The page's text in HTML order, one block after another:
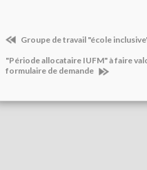
Groupe de travail "école
"Période allocataire IUFM" à faire
formulaire de demande